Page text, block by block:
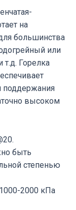
на
большинства
или
т.д. Горелка
поддержания
высоком
быть
степенью
2000 кПа